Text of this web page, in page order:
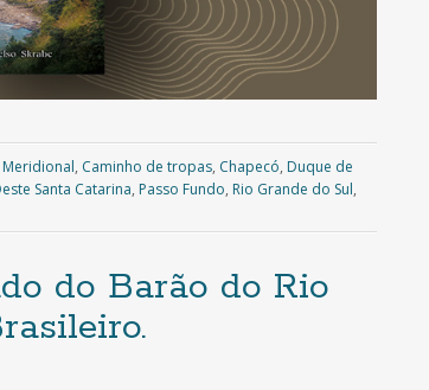
Meridional, Caminho de tropas, Chapecó, Duque de
Santa Catarina, Passo Fundo, Rio Grande do Sul,
do Barão do Rio